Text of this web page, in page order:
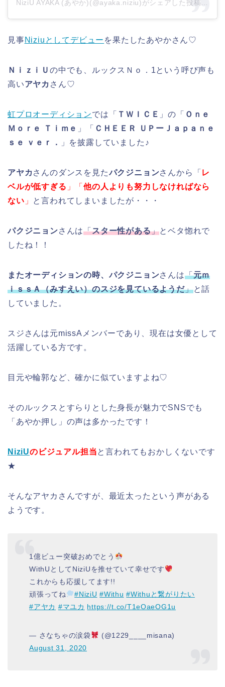
見事Niziuとしてデビュー を果たしたあやかさん♡
ＮｉｚｉＵ の中でも、ルックスＮｏ．1という呼び声も
高いアヤカ さん♡
虹プロオーディションでは「 ＴＷＩＣＥ 」の「 Ｏｎｅ
Ｍｏｒｅ Ｔｉｍｅ 」「 ＣＨＥＥＲ ＵＰーＪａｐａｎｅ
ｓｅ ｖｅｒ．
」を披露していました ♪
アヤカ さんのダンスを見たパクジニョンさんから「 レ
ベルが低すぎる 」「他の人よりも努力しなければなら
ない 」 と言われてしまいましたが・・・
パクジニョンさんは「スター性がある」とベタ惚れで
したね！！
またオーディションの時、パクジニョンさんは「元ｍ
ｉｓｓＡ（みすえい）のスジを見ているようだ」と話
していました。
スジさんは元missAメンバーであり、現在は女優として
活躍している方です。
目元や輪郭など、確かに似ていますよね♡
そのルックスとすらりとした身長が魅力でSNSでも
「あやか押し」の声は多かったです！
NiziUのビジュアル担当と言われてもおかしくないです
★
そんなアヤカさんですが、最近太ったという声がある
ようです。
1億ビュー突破おめでとう
WithUとしてNiziUを推せていて幸せです
これからも応援してます!!
頑張ってね
#NiziU #Withu #Withuと繋がりたい
#アヤカ #マユカ https://t.co/T1eOaeOG1u
— さなちゃの涙袋
(@1229____misana)
August 31, 2020